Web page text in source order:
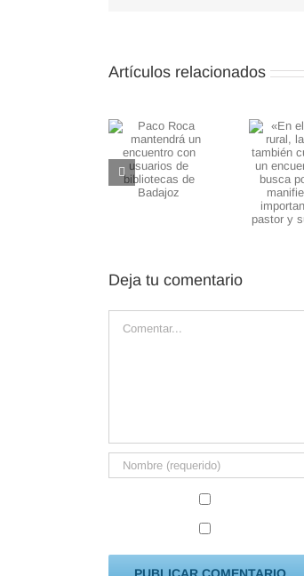
Artículos relacionados
rural, las
ovejas
también
cuentan», un
del pastor y
Deja tu comentario